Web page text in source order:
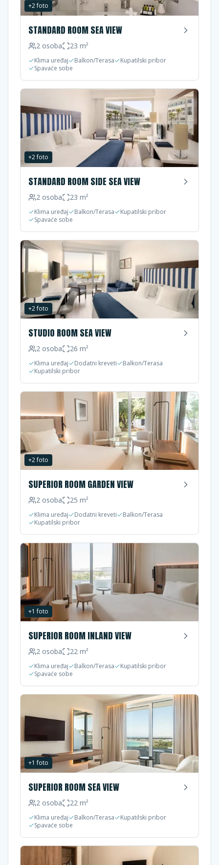
+2foto
STANDARD ROOM SEA VIEW
2 osoba 23 m²
Klima uređaj Balkon/Terasa
Kupatilski pribor
Spavaće sobe
+2foto
STANDARD ROOM SIDE SEA VIEW
2 osoba 23 m²
Klima uređaj Balkon/Terasa
Kupatilski pribor
Spavaće sobe
+2foto
STUDIO ROOM SEA VIEW
2 osoba 26 m²
Klima uređaj Dodatni kreveti
Balkon/Terasa
Kupatilski pribor
+2foto
SUPERIOR ROOM GARDEN VIEW
2 osoba 25 m²
Klima uređaj Dodatni kreveti
Balkon/Terasa
Kupatilski pribor
+1 foto
SUPERIOR ROOM INLAND VIEW
2 osoba 22 m²
Klima uređaj Balkon/Terasa
Kupatilski pribor
Spavaće sobe
+1 foto
SUPERIOR ROOM SEA VIEW
2 osoba 22 m²
Klima uređaj Balkon/Terasa
Kupatilski pribor
Spavaće sobe